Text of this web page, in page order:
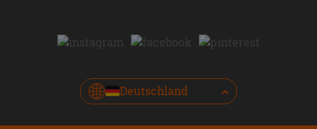
Deutschland